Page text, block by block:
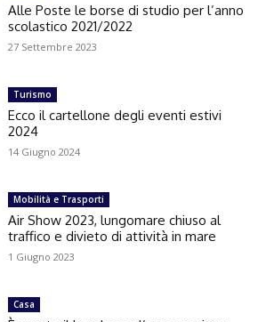
Alle Poste le borse di studio per l’anno
scolastico 2021/2022
27 Settembre 2023
Turismo
Ecco il cartellone degli eventi estivi
2024
14 Giugno 2024
Mobilità e Trasporti
Air Show 2023, lungomare chiuso al
traffico e divieto di attività in mare
1 Giugno 2023
Casa